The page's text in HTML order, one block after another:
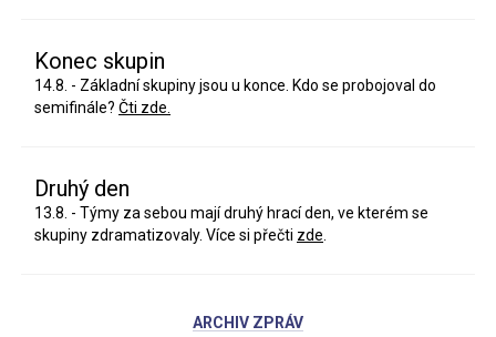
Konec skupin
14.8. - Základní skupiny jsou u konce. Kdo se probojoval do
semifinále? Čti zde.
Druhý den
13.8. - Týmy za sebou mají druhý hrací den, ve kterém se
skupiny zdramatizovaly. Více si přečti zde
ARCHIV ZPRÁV